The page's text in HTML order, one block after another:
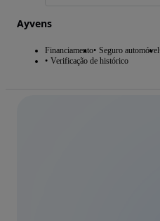
Ayvens
Financiamento Seguro automóvel
Verificação de histórico